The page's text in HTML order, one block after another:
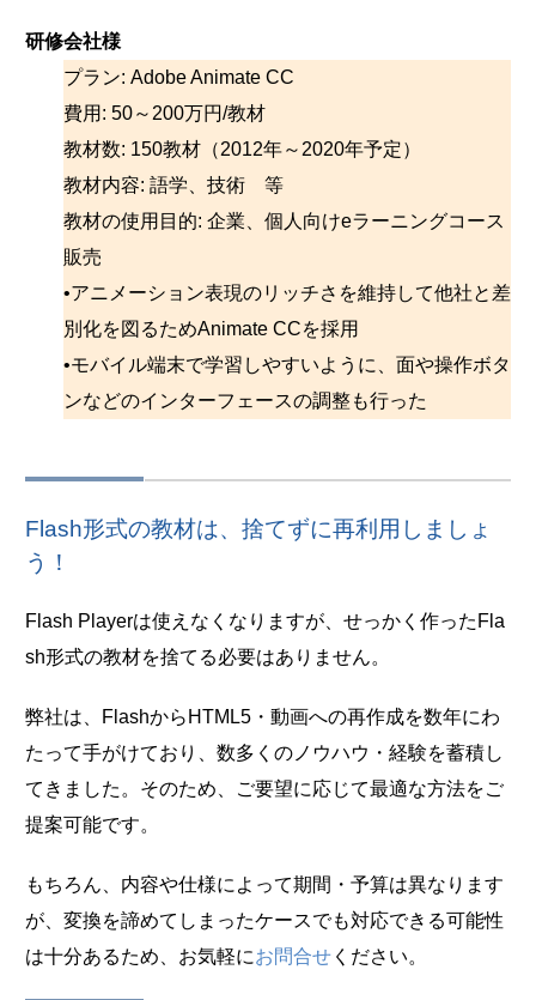
研修会社様
プラン: Adobe Animate CC
費用: 50～200万円/教材
教材数: 150教材（2012年～2020年予定）
教材内容: 語学、技術 等
教材の使用目的: 企業、個人向けeラーニングコース
販売
•アニメーション表現のリッチさを維持して他社と差
別化を図るためAnimate CCを採用
•モバイル端末で学習しやすいように、面や操作ボタ
ンなどのインターフェースの調整も行った
Flash形式の教材は、捨てずに再利用しましょ
う！
Flash Playerは使えなくなりますが、せっかく作ったFla
sh形式の教材を捨てる必要はありません。
弊社は、FlashからHTML5・動画への再作成を数年にわ
たって手がけており、数多くのノウハウ・経験を蓄積し
てきました。そのため、ご要望に応じて最適な方法をご
提案可能です。
もちろん、内容や仕様によって期間・予算は異なります
が、変換を諦めてしまったケースでも対応できる可能性
は十分あるため、お気軽にお問合せください。